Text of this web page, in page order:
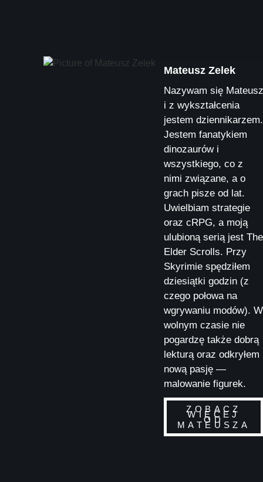
Mateusz Zelek
Nazywam się Mateusz
i z wykształcenia
jestem dziennikarzem.
Jestem fanatykiem
dinozaurów i
wszystkiego, co z
nimi związane, a o
grach pisze od lat.
Uwielbiam strategie
oraz cRPG, a moją
ulubioną serią jest The
Elder Scrolls. Przy
Skyrimie spędziłem
dziesiątki godzin (z
czego połowa na
wgrywaniu modów). W
wolnym czasie nie
pogardzę także dobrą
lekturą oraz odkryłem
nową pasję —
malowanie figurek.
ZOBACZ
WIĘCEJ
OD
MATEUSZA